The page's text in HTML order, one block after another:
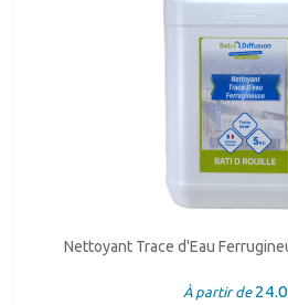
Nettoyant Trace d'Eau
À partir de